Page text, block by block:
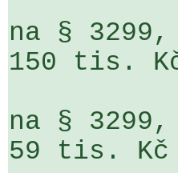
na §
150 tis.
na §
59 tis. Kč